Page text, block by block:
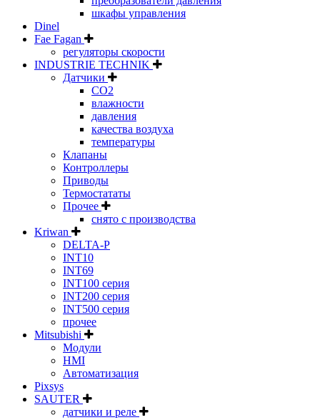
шкафы управления
Dinel
Fae Fagan
регуляторы скорости
INDUSTRIE TECHNIK
Датчики
CO2
влажности
давления
качества воздуха
температуры
Клапаны
Контроллеры
Приводы
Термостататы
Прочее
снято с производства
Kriwan
DELTA-P
INT10
INT69
INT100 серия
INT200 серия
INT500 серия
прочее
Mitsubishi
Модули
HMI
Автоматизация
Pixsys
SAUTER
датчики и реле